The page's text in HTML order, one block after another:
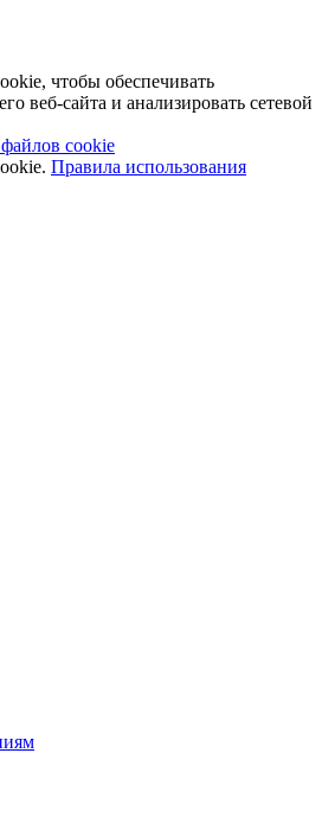
чтобы обеспечивать
веб-сайта и анализировать сетевой
cookie
Правила использования